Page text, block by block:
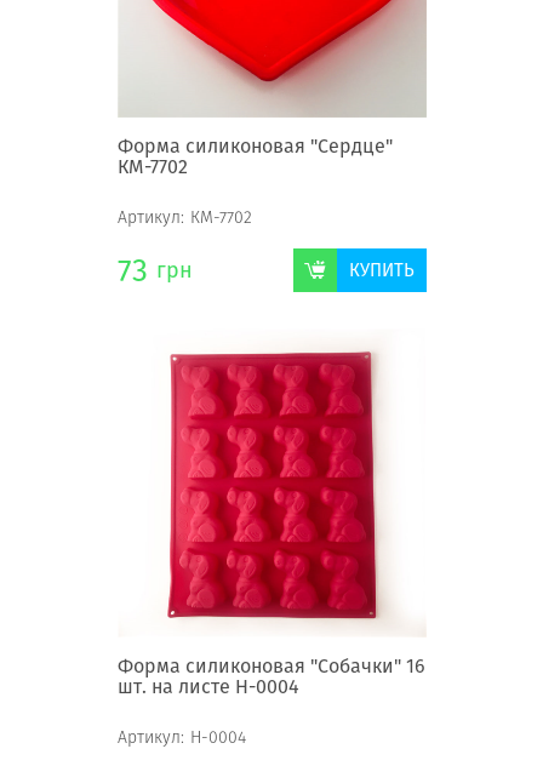
Форма силиконовая "Сердце"
КМ-7702
Артикул: КМ-7702
73 грн КУПИТЬ
Форма силиконовая "Собачки" 16
шт. на листе Н-0004
Артикул: Н-0004